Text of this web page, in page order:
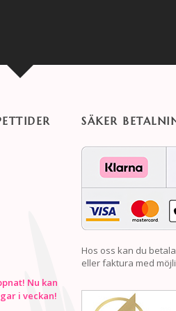
Nu kan
i veckan!
SÄKER
Hos oss kan du
eller faktura med